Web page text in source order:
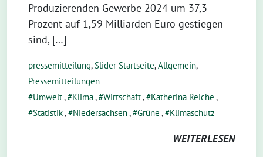
Produzierenden Gewerbe 2024 um 37,3
Prozent auf 1,59 Milliarden Euro gestiegen
sind, […]
pressemitteilung,Slider Startseite,Allgemein,
Pressemitteilungen
Umwelt, Klima, Wirtschaft, Katherina Reiche ,
Statistik, Niedersachsen, Grüne , Klimaschutz
WEITERLESEN